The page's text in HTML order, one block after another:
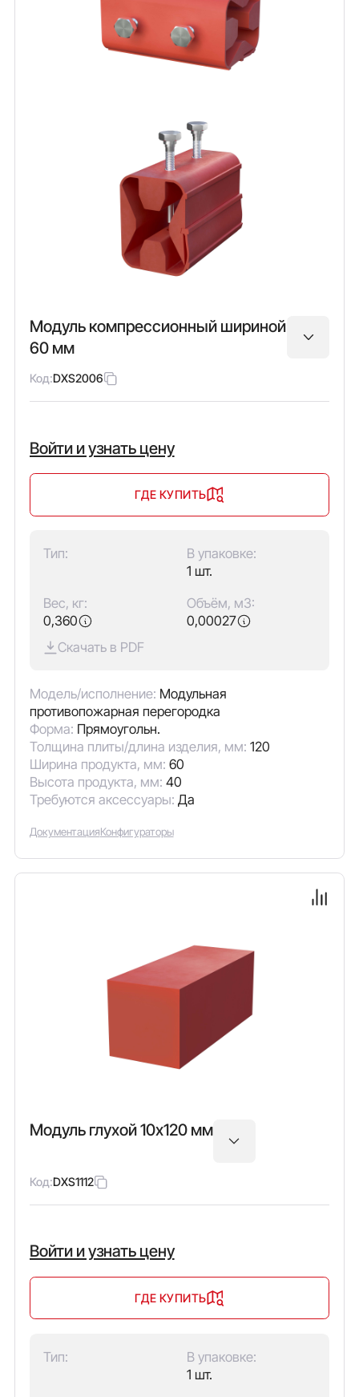
Модуль компрессионный шириной
60 мм
Код:DXS2006
Войти и узнать цену
ГДЕ КУПИТЬ
Тип:
В упаковке:
1 шт.
Вес, кг:
0,360
Объём, м3:
0,00027
Скачать в PDF
Модель/исполнение: Модульная
противопожарная перегородка
Форма: Прямоугольн.
Толщина плиты/длина изделия, мм: 120
Ширина продукта, мм: 60
Высота продукта, мм: 40
Требуются аксессуары: Да
ДокументацияКонфигураторы
Модуль глухой 10х120 мм
Код:DXS1112
Войти и узнать цену
ГДЕ КУПИТЬ
Тип:
В упаковке:
1 шт.